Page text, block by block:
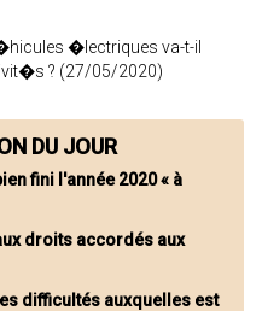
�lectriques va-t-il
? (27/05/2020)
DU JOUR
fini l'année 2020 « à
droits accordés aux
difficultés auxquelles est